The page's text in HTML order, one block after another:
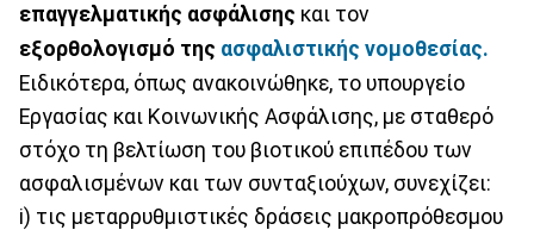
επαγγελματικής ασφάλισης και τον
εξορθολογισμό της ασφαλιστικής νομοθεσίας.
Ειδικότερα, όπως ανακοινώθηκε, το υπουργείο
Εργασίας και Κοινωνικής Ασφάλισης, με σταθερό
στόχο τη βελτίωση του βιοτικού επιπέδου των
ασφαλισμένων και των συνταξιούχων, συνεχίζει:
i) τις μεταρρυθμιστικές δράσεις μακροπρόθεσμου